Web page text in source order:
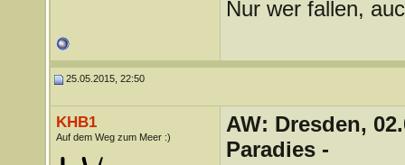
Nur wer fallen,
25.05.2015, 22:50
KHB1
Auf dem Weg zum Meer :)
AW: Dresden,
Paradies -